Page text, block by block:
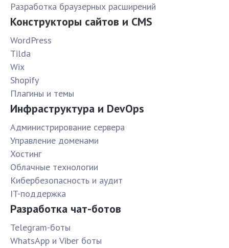
Разработка браузерных расширений
Конструкторы сайтов и CMS
WordPress
Tilda
Wix
Shopify
Плагины и темы
Инфраструктура и DevOps
Администрирование сервера
Управление доменами
Хостинг
Облачные технологии
Кибербезопасность и аудит
IT-поддержка
Разработка чат-ботов
Telegram-боты
WhatsApp и Viber боты